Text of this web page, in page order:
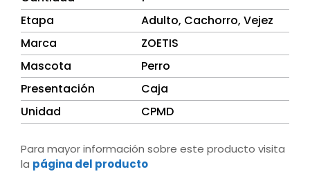
Etapa
Adulto, Cachorro, Vejez
Marca
ZOETIS
Mascota
Perro
Presentación
Caja
Unidad
CPMD
Para mayor información sobre este producto visita
la página del producto